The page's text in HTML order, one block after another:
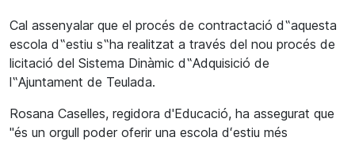
Cal assenyalar que el procés de contractació d‟aquesta
escola d‟estiu s‟ha realitzat a través del nou procés de
licitació del Sistema Dinàmic d‟Adquisició de
l‟Ajuntament de Teulada.
Rosana Caselles, regidora d'Educació, ha assegurat que
"és un orgull poder oferir una escola dʻestiu més